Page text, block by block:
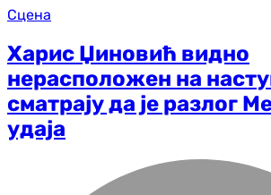
Сцена
Харис Џиновић видно
нерасположен на
сматрају да је разлог
удаја